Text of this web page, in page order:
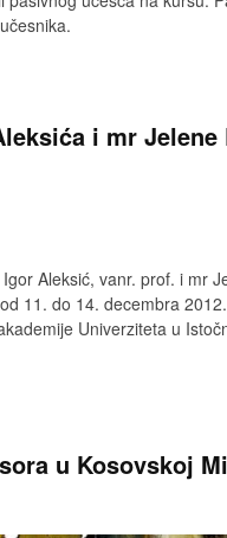
i mr
Aleksić, vanr. prof. i mr
11. do 14. decembra
Univerziteta u
u Kosovskoj